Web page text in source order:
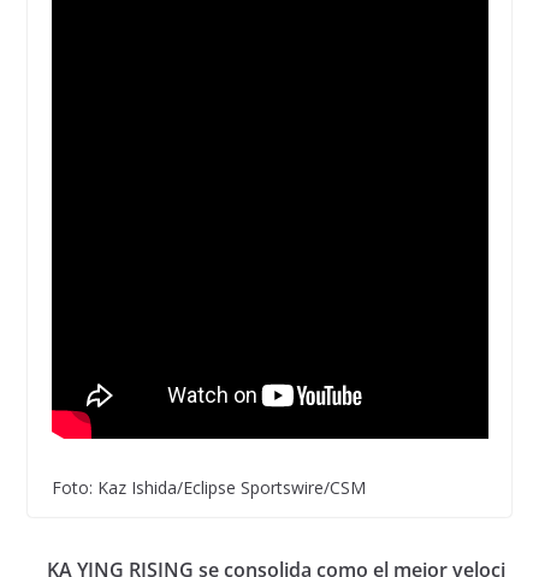
Foto: Kaz Ishida/Eclipse Sportswire/CSM
KA YING RISING se consolida como el mejor veloci